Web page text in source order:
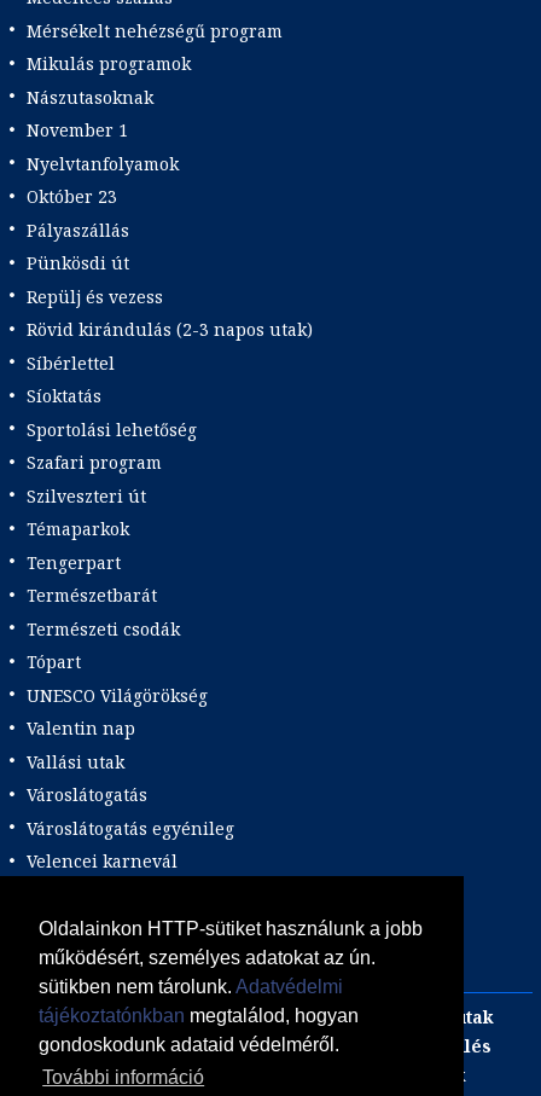
Oldalainkon HTTP-sütiket használunk a jobb
működésért, személyes adatokat az ún.
sütikben nem tárolunk. Adatvédelmi
tájékoztatónkban megtalálod, hogyan
gondoskodunk adataid védelméről.
További információ
Mérsékelt nehézségű program
Mikulás programok
Nászutasoknak
November 1
Nyelvtanfolyamok
Október 23
Pályaszállás
Pünkösdi út
Repülj és vezess
Rövid kirándulás (2-3 napos utak)
Síbérlettel
Síoktatás
Sportolási lehetőség
Szafari program
Szilveszteri út
Témaparkok
Tengerpart
Természetbarát
Természeti csodák
Tópart
UNESCO Világörökség
Valentin nap
Vallási utak
Városlátogatás
Városlátogatás egyénileg
Velencei karnevál
Wellness
Zene tematika
Adults only Incentive
Szilveszteri egzotikus utak
Adventi utak
focijegy + szállás
Kombinált üdülés
Akciós Egzotikum
Gasztro utak
Luxushotelek